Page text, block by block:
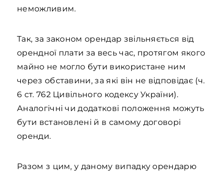
неможливим.
Так, за законом орендар звільняється від
орендної плати за весь час, протягом якого
майно не могло бути використане ним
через обставини, за які він не відповідає (ч.
6 ст. 762 Цивільного кодексу України).
Аналогічні чи додаткові положення можуть
бути встановлені й в самому договорі
оренди.
Разом з цим, у даному випадку орендарю